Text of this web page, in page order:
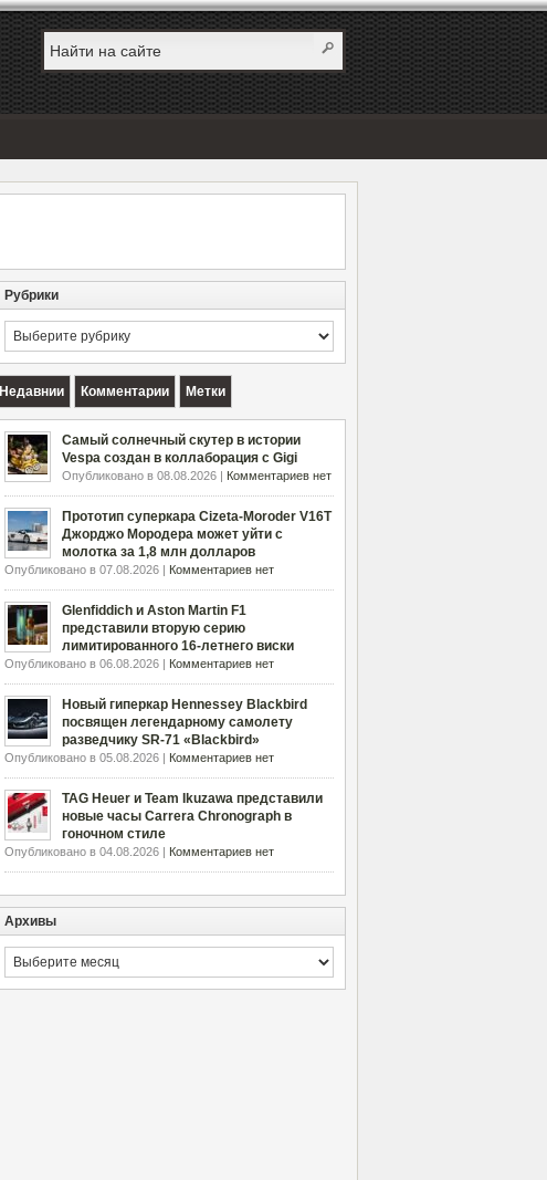
Рубрики
Рубрики
Недавнии Комментарии Метки
Самый солнечный скутер в истории
Vespa создан в коллаборация с Gigi
Опубликовано в 08.08.2026 | Комментариев нет
Прототип суперкара Cizeta-Moroder V16T
Джорджо Мородера может уйти с
молотка за 1,8 млн долларов
Опубликовано в 07.08.2026 | Комментариев нет
Glenfiddich и Aston Martin F1
представили вторую серию
лимитированного 16-летнего виски
Опубликовано в 06.08.2026 | Комментариев нет
Новый гиперкар Hennessey Blackbird
посвящен легендарному самолету
разведчику SR-71 «Blackbird»
Опубликовано в 05.08.2026 | Комментариев нет
TAG Heuer и Team Ikuzawa представили
новые часы Carrera Chronograph в
гоночном стиле
Опубликовано в 04.08.2026 | Комментариев нет
Архивы
Архивы